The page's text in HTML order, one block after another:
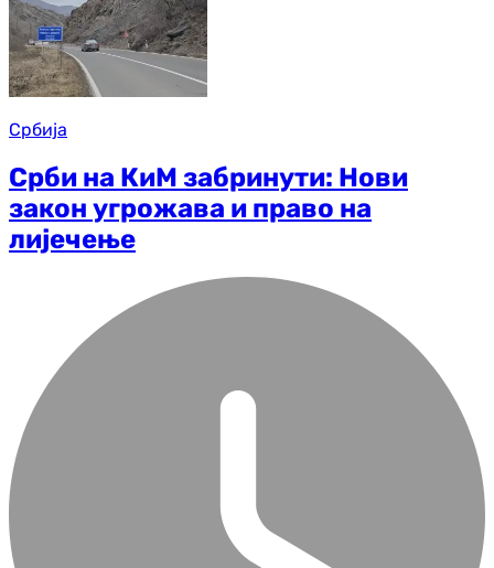
Србија
Срби на КиМ забринути: Нови
закон угрожава и право на
лијечење